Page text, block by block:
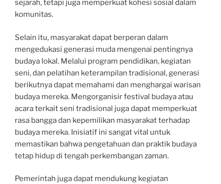
sejarah, tetapi juga memperkuat kohesi sosial dalam
komunitas.
Selain itu, masyarakat dapat berperan dalam
mengedukasi generasi muda mengenai pentingnya
budaya lokal. Melalui program pendidikan, kegiatan
seni, dan pelatihan keterampilan tradisional, generasi
berikutnya dapat memahami dan menghargai warisan
budaya mereka. Mengorganisir festival budaya atau
acara terkait seni tradisional juga dapat memperkuat
rasa bangga dan kepemilikan masyarakat terhadap
budaya mereka. Inisiatif ini sangat vital untuk
memastikan bahwa pengetahuan dan praktik budaya
tetap hidup di tengah perkembangan zaman.
Pemerintah juga dapat mendukung kegiatan